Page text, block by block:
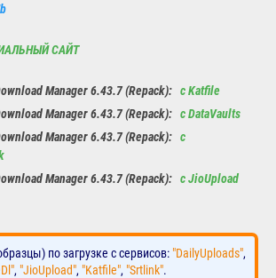
САЙТ
Manager 6.43.7 (Repack): с Katfile
Manager 6.43.7 (Repack): с DataVaults
Manager 6.43.7 (Repack): с
Manager 6.43.7 (Repack): с JioUpload
по загрузке с сервисов: "DailyUploads",
, "JioUpload", "Katfile", "Srtlink".